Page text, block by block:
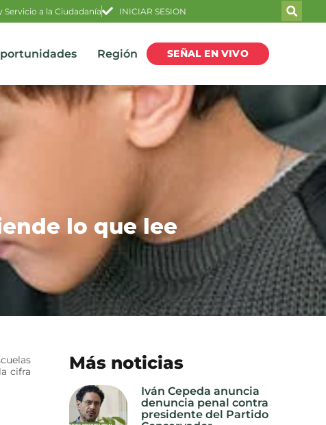
Servicio a la Ciudadanía INICIAR SESION
Región SEÑAL EN VIVO
lo que lee
cifra
Más noticias
Iván Cepeda anuncia
denuncia penal contra
presidente del Partido